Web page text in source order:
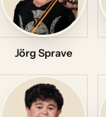
Jörg Sprave